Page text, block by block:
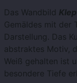
Das Wandbild
Gemäldes mit der
Darstellung. Das
abstraktes Motiv,
Weiß gehalten ist
besondere Tiefe